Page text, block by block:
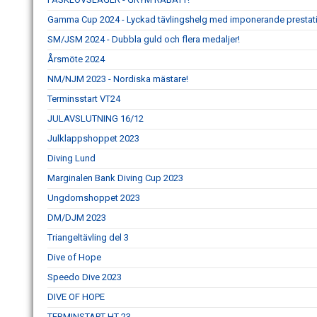
Gamma Cup 2024 - Lyckad tävlingshelg med imponerande
SM/JSM 2024 - Dubbla guld och flera medaljer!
Årsmöte 2024
NM/NJM 2023 - Nordiska mästare!
Terminsstart VT24
JULAVSLUTNING 16/12
Julklappshoppet 2023
Diving Lund
Marginalen Bank Diving Cup 2023
Ungdomshoppet 2023
DM/DJM 2023
Triangeltävling del 3
Dive of Hope
Speedo Dive 2023
DIVE OF HOPE